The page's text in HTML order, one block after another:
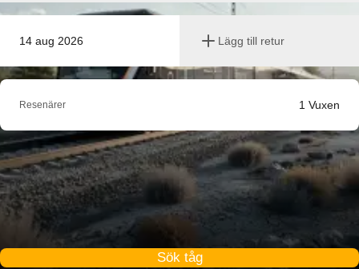
14 aug 2026 Lägg till retur
Resenärer 1 Vuxen
Sök tåg